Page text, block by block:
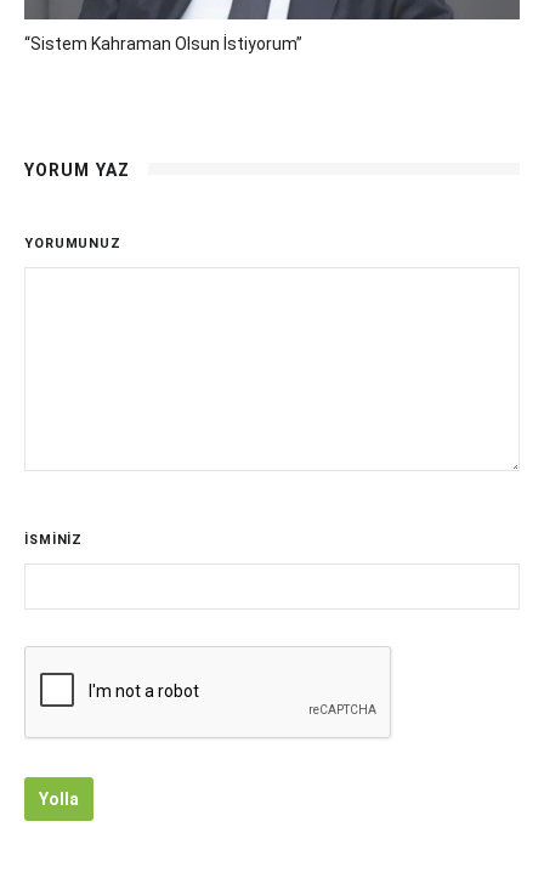
“Sistem Kahraman Olsun İstiyorum”
YORUM YAZ
YORUMUNUZ
İSMİNİZ
Yolla